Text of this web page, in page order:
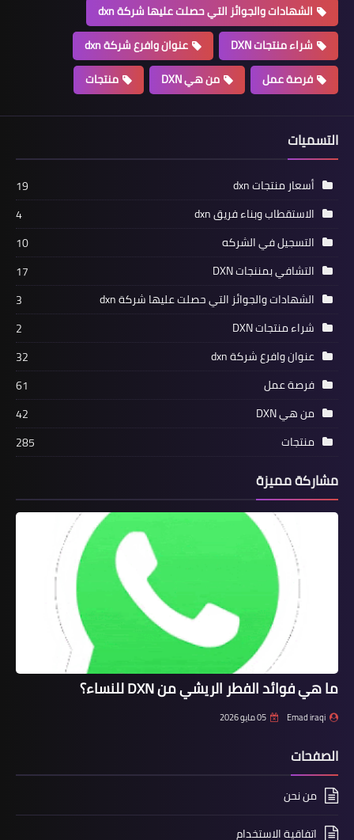
الشهادات والجوائز التي حصلت عليها شركة dxn
شراء منتجات DXN
عنوان وافرع شركة dxn
فرصة عمل
من هي DXN منتجات
التسميات
أسعار منتجات dxn
19
الاستقطاب وبناء فريق dxn
4
التسجيل في الشركه
10
التشافي بمننجات DXN
17
الشهادات والجوائز التي حصلت عليها شركة dxn
3
شراء منتجات DXN
2
عنوان وافرع شركة dxn
32
فرصة عمل
61
من هي DXN
42
منتجات
285
مشاركة مميزة
ما هي فوائد الفطر الريشي من DXN للنساء؟
Emad iraqi 05 مايو 2026
الصفحات
من نحن
اتفاقية الاستخدام